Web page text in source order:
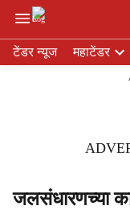
e
टेंडर न्यूज महाटेंडर
जलसंधारणच्‍या